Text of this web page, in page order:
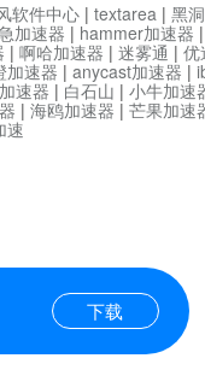
下载
软件中心 | textarea | 黑
加速器 | hammer加速器
| 啊哈加速器 | 迷雾通 | 优
加速器 | anycast加速器 |
速器 | 白石山 | 小牛加速
| 海鸥加速器 | 芒果加速
速